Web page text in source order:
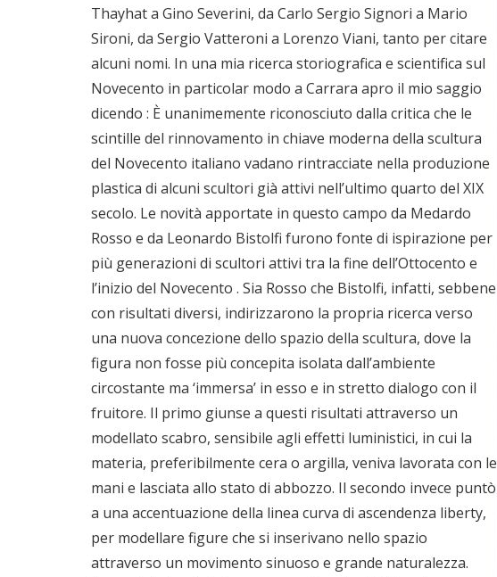
Thayhat a Gino Severini, da Carlo Sergio Signori a Mario
Sironi, da Sergio Vatteroni a Lorenzo Viani, tanto per citare
alcuni nomi. In una mia ricerca storiografica e scientifica sul
Novecento in particolar modo a Carrara apro il mio saggio
dicendo : È unanimemente riconosciuto dalla critica che le
scintille del rinnovamento in chiave moderna della scultura
del Novecento italiano vadano rintracciate nella produzione
plastica di alcuni scultori già attivi nell’ultimo quarto del XIX
secolo. Le novità apportate in questo campo da Medardo
Rosso e da Leonardo Bistolfi furono fonte di ispirazione per
più generazioni di scultori attivi tra la fine dell’Ottocento e
l’inizio del Novecento . Sia Rosso che Bistolfi, infatti, sebbene
con risultati diversi, indirizzarono la propria ricerca verso
una nuova concezione dello spazio della scultura, dove la
figura non fosse più concepita isolata dall’ambiente
circostante ma ‘immersa’ in esso e in stretto dialogo con il
fruitore. Il primo giunse a questi risultati attraverso un
modellato scabro, sensibile agli effetti luministici, in cui la
materia, preferibilmente cera o argilla, veniva lavorata con le
mani e lasciata allo stato di abbozzo. Il secondo invece puntò
a una accentuazione della linea curva di ascendenza liberty,
per modellare figure che si inserivano nello spazio
attraverso un movimento sinuoso e grande naturalezza.